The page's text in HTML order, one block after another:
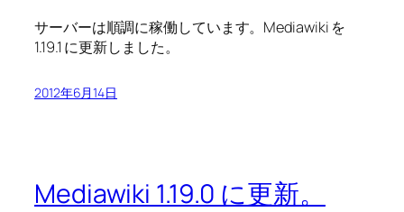
サーバーは順調に稼働しています。Mediawiki を
1.19.1 に更新しました。
2012年6月14日
Mediawiki 1.19.0 に更新。